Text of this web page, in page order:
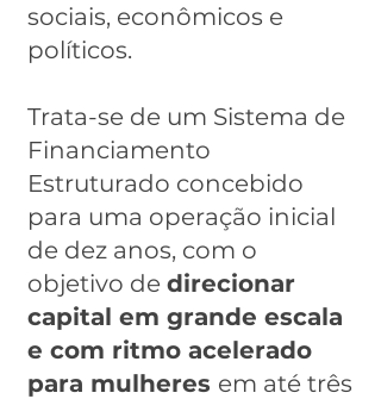
sociais, econômicos e
políticos.
Trata-se de um Sistema de
Financiamento
Estruturado concebido
para uma operação inicial
de dez anos, com o
objetivo de direcionar
capital em grande escala
e com ritmo acelerado
para mulheres em até três